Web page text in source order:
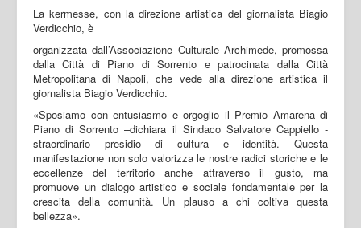
La kermesse, con la direzione artistica del giornalista Biagio
Verdicchio, è
organizzata dall’Associazione Culturale Archimede, promossa
dalla Città di Piano di Sorrento e patrocinata dalla Città
Metropolitana di Napoli, che vede alla direzione artistica il
giornalista Biagio Verdicchio.
«Sposiamo con entusiasmo e orgoglio il Premio Amarena di
Piano di Sorrento –dichiara il Sindaco Salvatore Cappiello -
straordinario presidio di cultura e identità. Questa
manifestazione non solo valorizza le nostre radici storiche e le
eccellenze del territorio anche attraverso il gusto, ma
promuove un dialogo artistico e sociale fondamentale per la
crescita della comunità. Un plauso a chi coltiva questa
bellezza».